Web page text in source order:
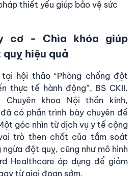
thiết yếu giúp bảo vệ sức
cơ - Chìa khóa giúp
hiệu quả
hội thảo “Phòng chống đột
thực tế hành động”, BS CKII.
khoa Nội thần kinh,
có phần trình bày chuyên đề
góc nhìn từ dịch vụ y tế cộng
trò then chốt của tầm soát
đột quỵ, cũng như mô hình
Healthcare áp dụng để giảm
từ giai đoạn sớm.